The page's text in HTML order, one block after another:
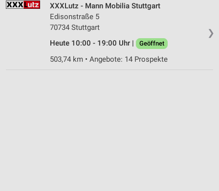
❯
XXXLutz - Mann Mobilia Stuttgart
Edisonstraße 5
70734 Stuttgart
Heute 10:00 - 19:00 Uhr |
Geöffnet
503,74 km • Angebote: 14 Prospekte